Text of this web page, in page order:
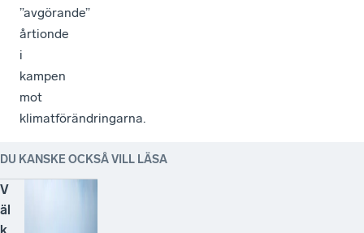
”avgörande”
årtionde
i
kampen
mot
klimatförändringarna.
DU KANSKE OCKSÅ VILL LÄSA
V
äl